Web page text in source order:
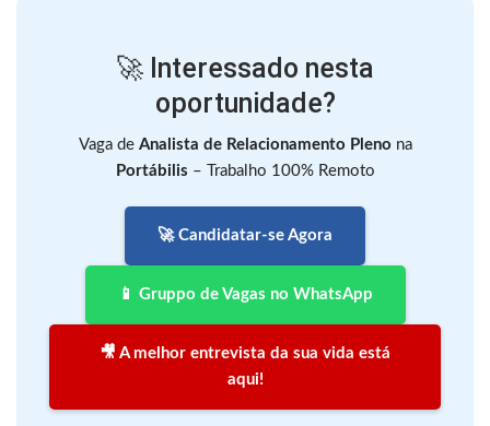
🚀 Interessado nesta
oportunidade?
Vaga de Analista de Relacionamento Pleno na
Portábilis – Trabalho 100% Remoto
🚀 Candidatar-se Agora
📱 Gruppo de Vagas no WhatsApp
🎥 A melhor entrevista da sua vida está
aqui!